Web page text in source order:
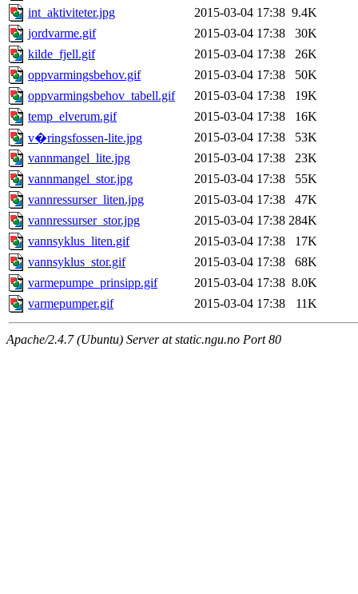
int_aktiviteter.jpg
2015-03-04 17:38 9.4K
jordvarme.gif
2015-03-04 17:38
30K
kilde_fjell.gif
2015-03-04 17:38
26K
oppvarmingsbehov.gif
2015-03-04 17:38
50K
oppvarmingsbehov_tabell.gif
2015-03-04 17:38
19K
temp_elverum.gif
2015-03-04 17:38
16K
v�ringsfossen-lite.jpg
2015-03-04 17:38
53K
vannmangel_lite.jpg
2015-03-04 17:38
23K
vannmangel_stor.jpg
2015-03-04 17:38
55K
vannressurser_liten.jpg
2015-03-04 17:38
47K
vannressurser_stor.jpg
2015-03-04 17:38 284K
vannsyklus_liten.gif
2015-03-04 17:38
17K
vannsyklus_stor.gif
2015-03-04 17:38
68K
varmepumpe_prinsipp.gif
2015-03-04 17:38 8.0K
varmepumper.gif
2015-03-04 17:38 11K
Apache/2.4.7 (Ubuntu) Server at static.ngu.no Port 80